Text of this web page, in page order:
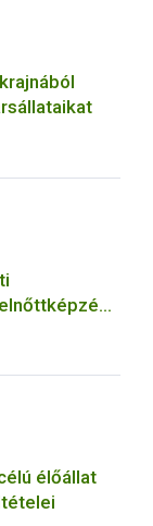
élőállat